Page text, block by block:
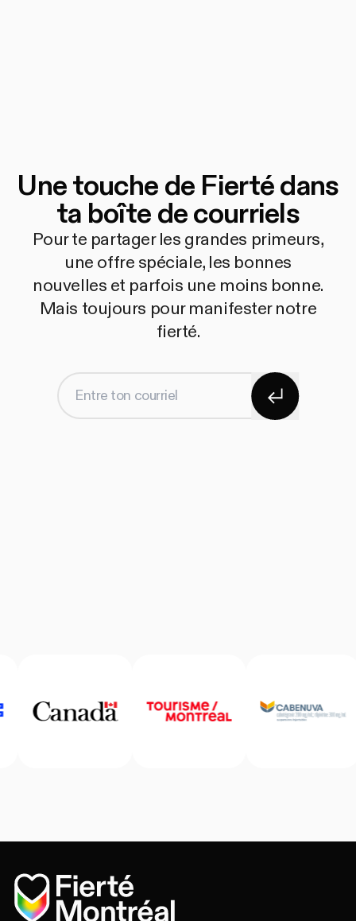
Une touche de Fierté dans
ta boîte de courriels
Pour te partager les grandes primeurs,
une offre spéciale, les bonnes
nouvelles et parfois une moins bonne.
Mais toujours pour manifester notre
fierté.
Entre ton courriel S'abonner
Accueil